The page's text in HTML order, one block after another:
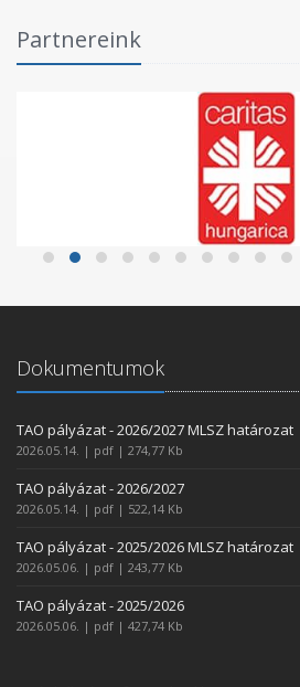
Partnereink
Dokumentumok
TAO pályázat - 2026/2027 MLSZ határozat
2026.05.14. | pdf | 274,77 Kb
TAO pályázat - 2026/2027
2026.05.14. | pdf | 522,14 Kb
TAO pályázat - 2025/2026 MLSZ határozat
2026.05.06. | pdf | 243,77 Kb
TAO pályázat - 2025/2026
2026.05.06. | pdf | 427,74 Kb